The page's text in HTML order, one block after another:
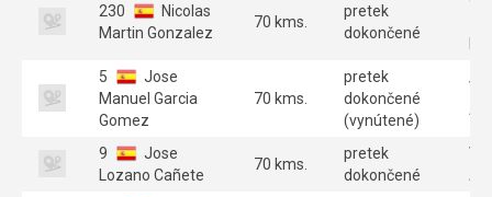
230
Nicolas
Martin Gonzalez
70 kms.
pretek
dokončené
5
Jose
Manuel Garcia
Gomez
70 kms.
pretek
dokončené
(vynútené)
A
9
Jose
Lozano Cañete
70 kms.
pretek
dokončené
A